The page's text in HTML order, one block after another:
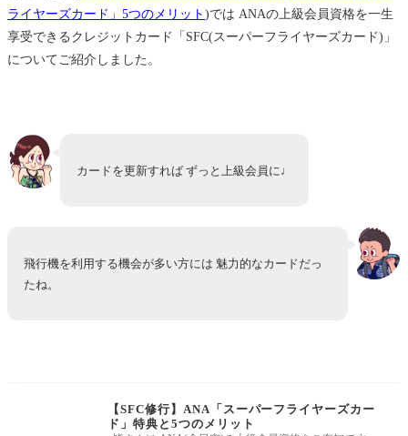
ライヤーズカード」5つのメリット)では ANAの上級会員資格を一生
享受できるクレジットカード「SFC(スーパーフライヤーズカード)」
についてご紹介しました。
カードを更新すれば ずっと上級会員に♩
飛行機を利用する機会が多い方には 魅力的なカードだっ
たね。
【SFC修行】ANA「スーパーフライヤーズカー
ド」特典と5つのメリット